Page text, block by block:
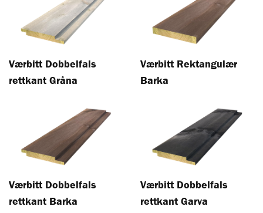
Værbitt Dobbelfals
rettkant Gråna
Værbitt Rektangulær
Barka
Værbitt Dobbelfals
rettkant Barka
Værbitt Dobbelfals
rettkant Garva